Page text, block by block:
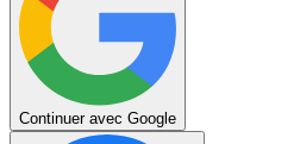
Continuer avec Google